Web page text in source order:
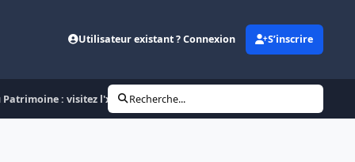
Utilisateur existant ? Connexion S’inscrire
Patrimoine : visitez l'x2816Recherche...